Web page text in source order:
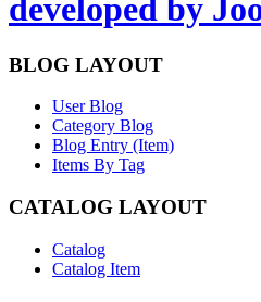
developed by
BLOG LAYOUT
User Blog
Category Blog
Blog Entry (Item)
Items By Tag
CATALOG LAYOUT
Catalog
Catalog Item